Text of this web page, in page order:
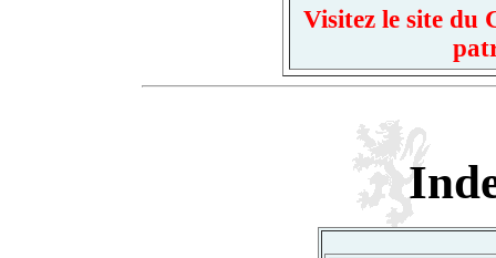
Visitez le site du